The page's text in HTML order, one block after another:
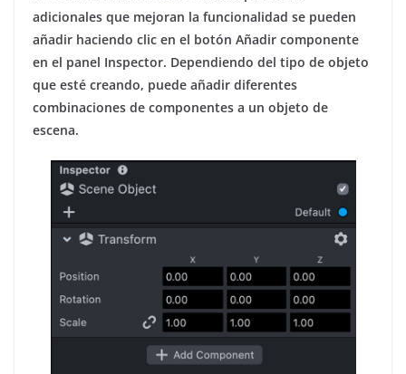
adicionales que mejoran la funcionalidad se pueden
añadir haciendo clic en el botón Añadir componente
en el panel Inspector. Dependiendo del tipo de objeto
que esté creando, puede añadir diferentes
combinaciones de componentes a un objeto de
escena.